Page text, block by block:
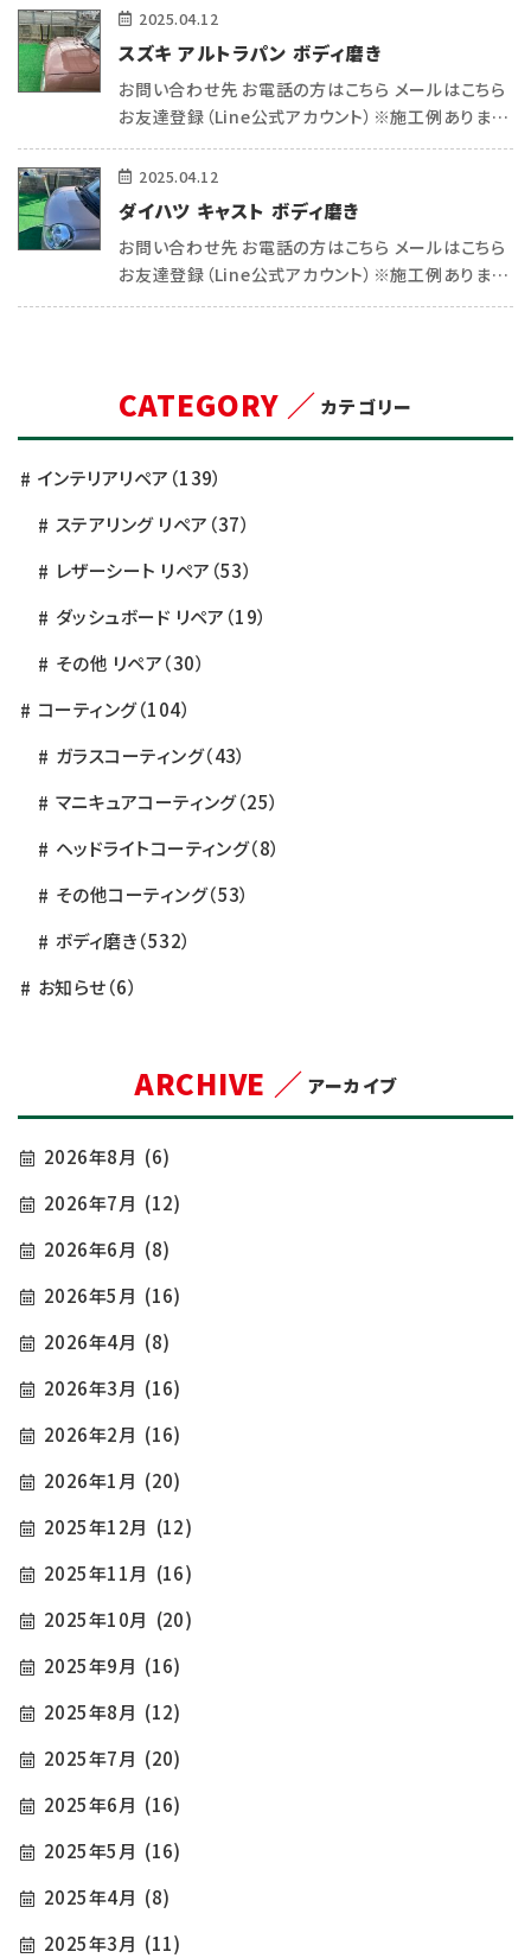
している トータルリペアecoサポートの平和(ヒラワ)
です^_ […]
2025.04.12
スズキ アルトラパン ボディ磨き
お問い合わせ先 お電話の方はこちら メールはこちら
お友達登録（Line公式アカウント）※施工例あります
（＾＾） こんにちは 熊本で車内リペア・コーティングを
している トータルリペアecoサポートの平和(ヒラワ)
です^_ […]
2025.04.12
ダイハツ キャスト ボディ磨き
お問い合わせ先 お電話の方はこちら メールはこちら
お友達登録（Line公式アカウント）※施工例あります
（＾＾） こんにちは 熊本で車内リペア・コーティングを
CATEGORY ／ カテゴリー
インテリアリペア （139）
ステアリング リペア （37）
レザーシート リペア （53）
ダッシュボード リペア （19）
その他 リペア（30）
コーティング（104）
ガラスコーティング（43）
マニキュアコーティング（25）
ヘッドライトコーティング（8）
その他コーティング（53）
ボディ磨き（532）
お知らせ（6）
ARCHIVE ／ アーカイブ
2026年8月 (6)
2026年7月 (12)
2026年6月 (8)
2026年5月 (16)
2026年4月 (8)
2026年3月 (16)
2026年2月 (16)
2026年1月 (20)
2025年12月 (12)
2025年11月 (16)
2025年10月 (20)
2025年9月 (16)
2025年8月 (12)
2025年7月 (20)
2025年6月 (16)
2025年5月 (16)
2025年4月 (8)
2025年3月 (11)